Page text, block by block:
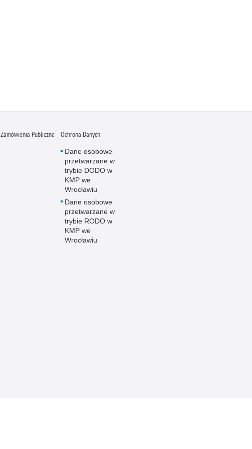
Zamówienia Publiczne Ochrona Danych
Dane osobowe
przetwarzane w
trybie DODO w
KMP we
Wrocławiu
Dane osobowe
przetwarzane w
trybie RODO w
KMP we
Wrocławiu